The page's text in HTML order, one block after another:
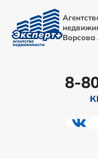
Ворсова
8-